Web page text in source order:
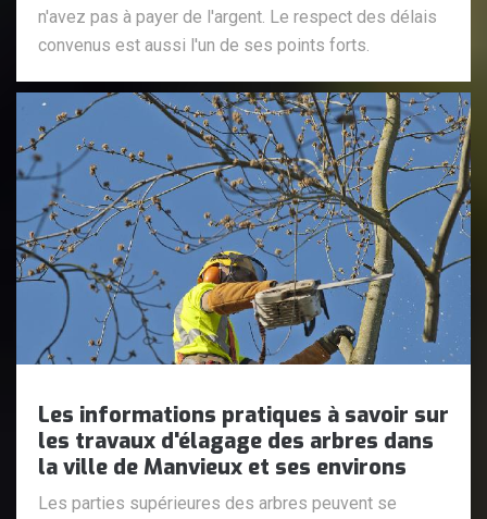
n'avez pas à payer de l'argent. Le respect des délais
convenus est aussi l'un de ses points forts.
Les informations pratiques à savoir sur
les travaux d'élagage des arbres dans
la ville de Manvieux et ses environs
Les parties supérieures des arbres peuvent se